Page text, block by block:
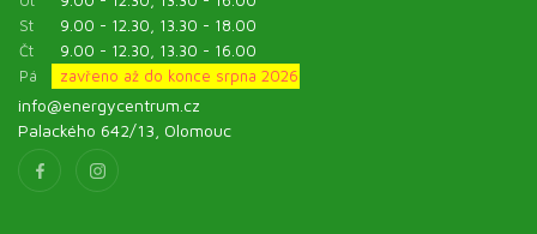
St
9.00 - 12.30, 13.30 - 18.00
Čt
9.00 - 12.30, 13.30 - 16.00
Pá
zavřeno až do konce srpna 2026
info@energycentrum.cz
Palackého 642/13, Olomouc